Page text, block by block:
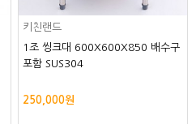
키친랜드
1조 씽크대 600X600X850 배수구
포함 SUS304
250,000원